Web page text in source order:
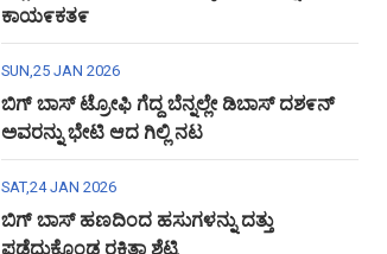
ಕಾಯ೯ಕತ೯
SUN,25 JAN 2026
ಬಿಗ್ ಬಾಸ್ ಟ್ರೋಫಿ ಗೆದ್ದ ಬೆನ್ನಲ್ಲೇ ಡಿಬಾಸ್ ದಶ೯ನ್
ಅವರನ್ನು ಭೇಟಿ ಆದ ಗಿಲ್ಲಿ ನಟ
SAT,24 JAN 2026
ಬಿಗ್ ಬಾಸ್ ಹಣದಿಂದ ಹಸುಗಳನ್ನು ದತ್ತು
ಪಡೆದುಕೊಂಡ ರಕ್ಷಿತಾ ಶೆಟ್ಟಿ